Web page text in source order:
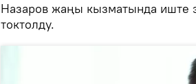
Назаров жаңы кызматында иште
токтолду.